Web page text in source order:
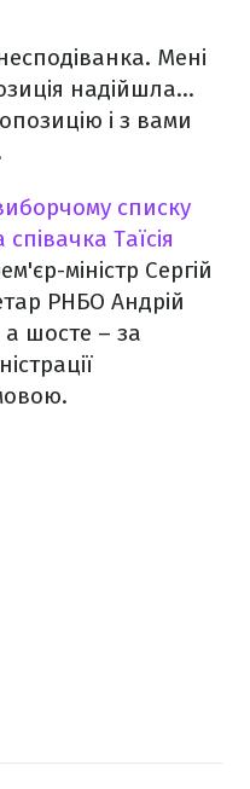
Мені
надійшла...
і з вами
списку
Таїсія
міністр Сергій
РНБО Андрій
шосте – за